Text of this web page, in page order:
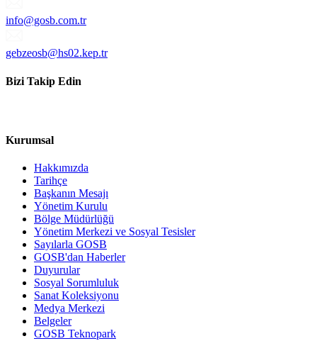
info@gosb.com.tr
gebzeosb@hs02.kep.tr
Bizi Takip Edin
Kurumsal
Hakkımızda
Tarihçe
Başkanın Mesajı
Yönetim Kurulu
Bölge Müdürlüğü
Yönetim Merkezi ve Sosyal Tesisler
Sayılarla GOSB
GOSB'dan Haberler
Duyurular
Sosyal Sorumluluk
Sanat Koleksiyonu
Medya Merkezi
Belgeler
GOSB Teknopark